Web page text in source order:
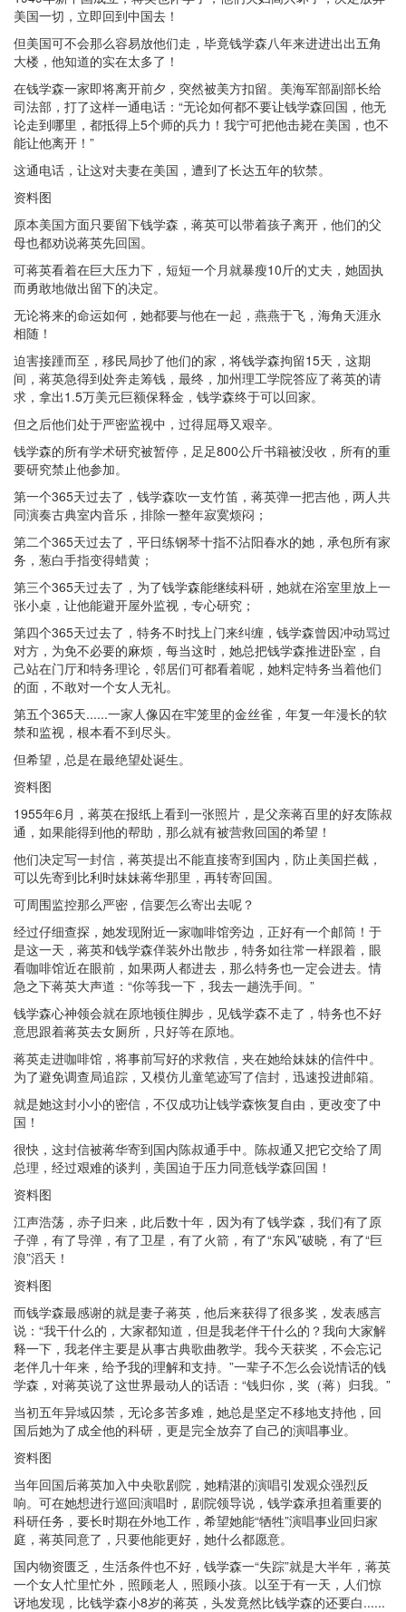
美国一切，立即回到中国去！
但美国可不会那么容易放他们走，毕竟钱学森八年来进进出出五角
大楼，他知道的实在太多了！
在钱学森一家即将离开前夕，突然被美方扣留。美海军部副部长给
司法部，打了这样一通电话：“无论如何都不要让钱学森回国，他无
论走到哪里，都抵得上5个师的兵力！我宁可把他击毙在美国，也不
能让他离开！”
这通电话，让这对夫妻在美国，遭到了长达五年的软禁。
资料图
原本美国方面只要留下钱学森，蒋英可以带着孩子离开，他们的父
母也都劝说蒋英先回国。
可蒋英看着在巨大压力下，短短一个月就暴瘦10斤的丈夫，她固执
而勇敢地做出留下的决定。
无论将来的命运如何，她都要与他在一起，燕燕于飞，海角天涯永
相随！
迫害接踵而至，移民局抄了他们的家，将钱学森拘留15天，这期
间，蒋英急得到处奔走筹钱，最终，加州理工学院答应了蒋英的请
求，拿出1.5万美元巨额保释金，钱学森终于可以回家。
但之后他们处于严密监视中，过得屈辱又艰辛。
钱学森的所有学术研究被暂停，足足800公斤书籍被没收，所有的重
要研究禁止他参加。
第一个365天过去了，钱学森吹一支竹笛，蒋英弹一把吉他，两人共
同演奏古典室内音乐，排除一整年寂寞烦闷；
第二个365天过去了，平日练钢琴十指不沾阳春水的她，承包所有家
务，葱白手指变得蜡黄；
第三个365天过去了，为了钱学森能继续科研，她就在浴室里放上一
张小桌，让他能避开屋外监视，专心研究；
第四个365天过去了，特务不时找上门来纠缠，钱学森曾因冲动骂过
对方，为免不必要的麻烦，每当这时，她总把钱学森推进卧室，自
己站在门厅和特务理论，邻居们可都看着呢，她料定特务当着他们
的面，不敢对一个女人无礼。
第五个365天......一家人像囚在牢笼里的金丝雀，年复一年漫长的软
禁和监视，根本看不到尽头。
但希望，总是在最绝望处诞生。
资料图
1955年6月，蒋英在报纸上看到一张照片，是父亲蒋百里的好友陈叔
通，如果能得到他的帮助，那么就有被营救回国的希望！
他们决定写一封信，蒋英提出不能直接寄到国内，防止美国拦截，
可以先寄到比利时妹妹蒋华那里，再转寄回国。
可周围监控那么严密，信要怎么寄出去呢？
经过仔细查探，她发现附近一家咖啡馆旁边，正好有一个邮筒！于
是这一天，蒋英和钱学森佯装外出散步，特务如往常一样跟着，眼
看咖啡馆近在眼前，如果两人都进去，那么特务也一定会进去。情
急之下蒋英大声道：“你等我一下，我去一趟洗手间。”
钱学森心神领会就在原地顿住脚步，见钱学森不走了，特务也不好
意思跟着蒋英去女厕所，只好等在原地。
蒋英走进咖啡馆，将事前写好的求救信，夹在她给妹妹的信件中。
为了避免调查局追踪，又模仿儿童笔迹写了信封，迅速投进邮箱。
就是她这封小小的密信，不仅成功让钱学森恢复自由，更改变了中
国！
很快，这封信被蒋华寄到国内陈叔通手中。陈叔通又把它交给了周
总理，经过艰难的谈判，美国迫于压力同意钱学森回国！
资料图
江声浩荡，赤子归来，此后数十年，因为有了钱学森，我们有了原
子弹，有了导弹，有了卫星，有了火箭，有了“东风”破晓，有了“巨
浪”滔天！
资料图
而钱学森最感谢的就是妻子蒋英，他后来获得了很多奖，发表感言
说：“我干什么的，大家都知道，但是我老伴干什么的？我向大家解
释一下，我老伴主要是从事古典歌曲教学。我今天获奖，不会忘记
老伴几十年来，给予我的理解和支持。”一辈子不怎么会说情话的钱
学森，对蒋英说了这世界最动人的话语：“钱归你，奖（蒋）归我。”
当初五年异域囚禁，无论多苦多难，她总是坚定不移地支持他，回
国后她为了成全他的科研，更是完全放弃了自己的演唱事业。
资料图
当年回国后蒋英加入中央歌剧院，她精湛的演唱引发观众强烈反
响。可在她想进行巡回演唱时，剧院领导说，钱学森承担着重要的
科研任务，要长时期在外地工作，希望她能“牺牲”演唱事业回归家
庭，蒋英同意了，只要他能更好，她什么都愿意。
国内物资匮乏，生活条件也不好，钱学森一“失踪”就是大半年，蒋英
一个女人忙里忙外，照顾老人，照顾小孩。以至于有一天，人们惊
讶地发现，比钱学森小8岁的蒋英，头发竟然比钱学森的还要白......